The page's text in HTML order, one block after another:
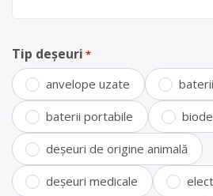
Tip deșeuri *
anvelope uzate
baterii portabile
deșeuri de origine animală
deșeuri medicale